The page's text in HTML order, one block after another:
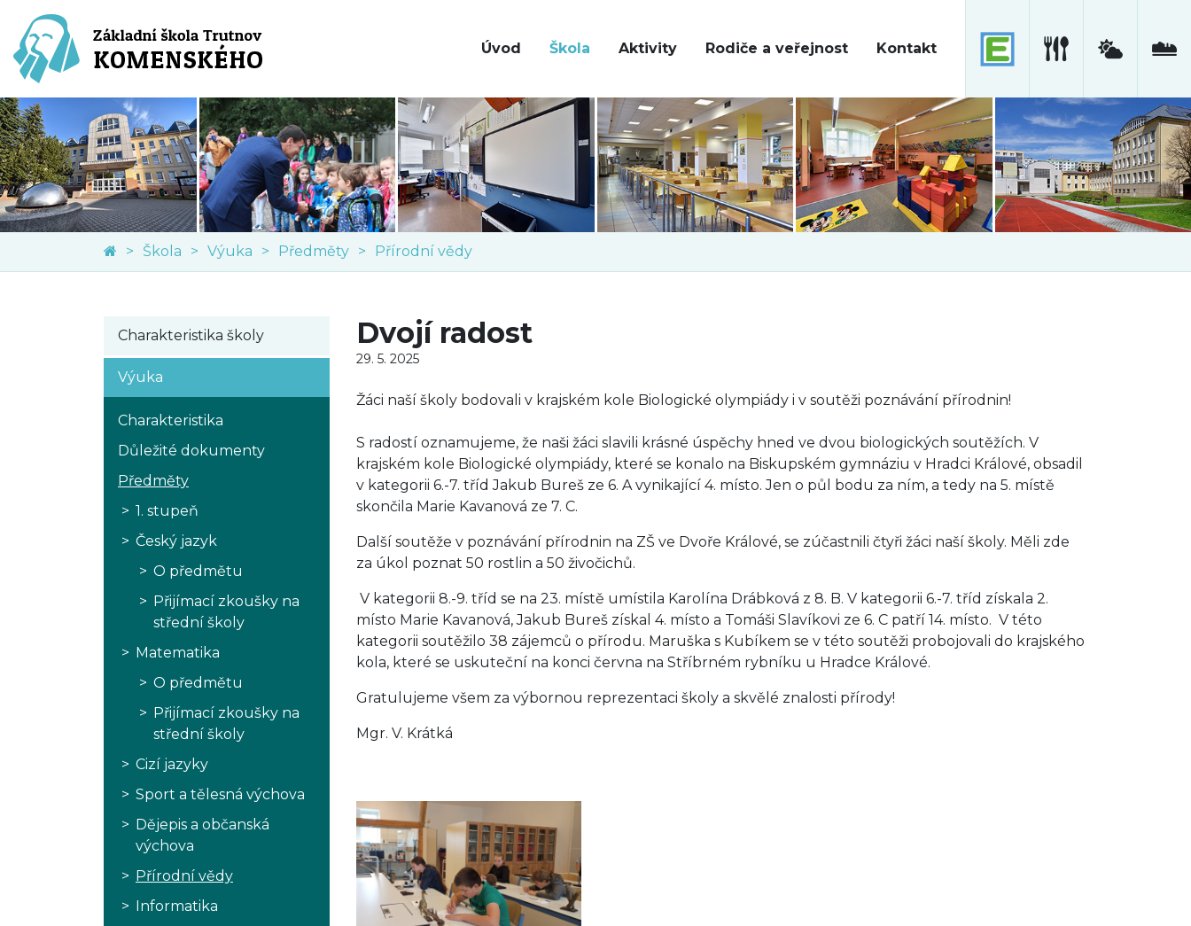
Úvod Škola Aktivity Rodiče a veřejnost Kontakt
Škola Výuka Předměty Přírodní vědy
Charakteristika školy
Výuka
Charakteristika
Důležité dokumenty
Předměty
1. stupeň
Český jazyk
O předmětu
Přijímací zkoušky na
střední školy
Matematika
O předmětu
Přijímací zkoušky na
střední školy
Cizí jazyky
Sport a tělesná výchova
Dějepis a občanská
výchova
Přírodní vědy
Informatika
Dvojí radost
29. 5. 2025
Žáci naší školy bodovali v krajském kole Biologické olympiády i v soutěži poznávání přírodnin!
S radostí oznamujeme, že naši žáci slavili krásné úspěchy hned ve dvou biologických soutěžích. V
krajském kole Biologické olympiády, které se konalo na Biskupském gymnáziu v Hradci Králové, obsadil
v kategorii 6.-7. tříd Jakub Bureš ze 6. A vynikající 4. místo. Jen o půl bodu za ním, a tedy na 5. místě
skončila Marie Kavanová ze 7. C.
Další soutěže v poznávání přírodnin na ZŠ ve Dvoře Králové, se zúčastnili čtyři žáci naší školy. Měli zde
za úkol poznat 50 rostlin a 50 živočichů.
V kategorii 8.-9. tříd se na 23. místě umístila Karolína Drábková z 8. B. V kategorii 6.-7. tříd získala 2.
místo Marie Kavanová, Jakub Bureš získal 4. místo a Tomáši Slavíkovi ze 6. C patří 14. místo. V této
kategorii soutěžilo 38 zájemců o přírodu. Maruška s Kubíkem se v této soutěži probojovali do krajského
kola, které se uskuteční na konci června na Stříbrném rybníku u Hradce Králové.
Gratulujeme všem za výbornou reprezentaci školy a skvělé znalosti přírody!
Mgr. V. Krátká